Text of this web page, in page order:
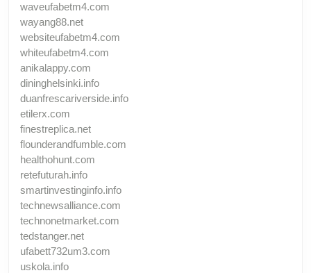
waveufabetm4.com
wayang88.net
websiteufabetm4.com
whiteufabetm4.com
anikalappy.com
dininghelsinki.info
duanfrescariverside.info
etilerx.com
finestreplica.net
flounderandfumble.com
healthohunt.com
retefuturah.info
smartinvestinginfo.info
technewsalliance.com
technonetmarket.com
tedstanger.net
ufabett732um3.com
uskola.info